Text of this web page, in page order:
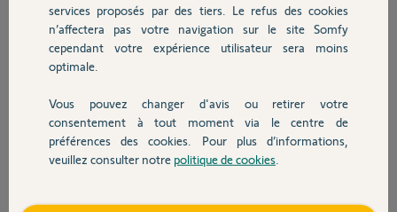
Autres produits
Devis avec un pro
Contact
Merci à vous de votre aide.
Cordialement,
services proposés par des tiers. Le refus des cookies
n’affectera pas votre navigation sur le site Somfy
cependant votre expérience utilisateur sera moins
optimale.
Vous pouvez changer d'avis ou retirer votre
consentement à tout moment via le centre de
préférences des cookies. Pour plus d’informations,
veuillez consulter notre politique de cookies